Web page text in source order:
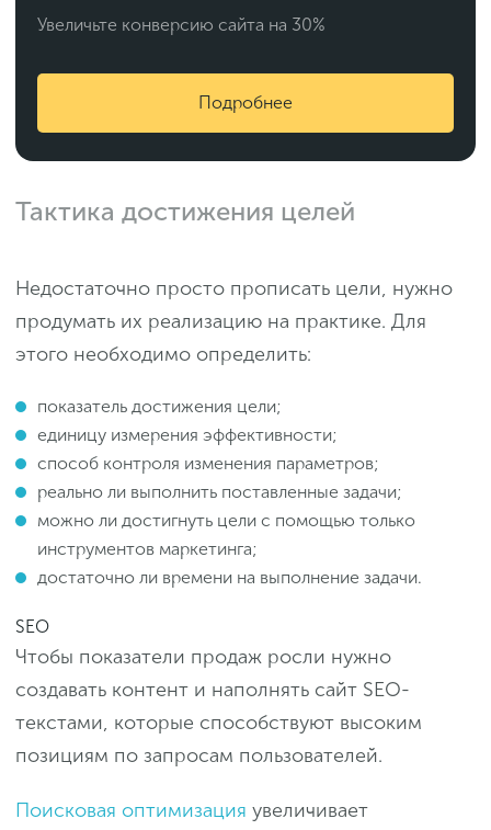
Увеличьте конверсию сайта на 30%
Подробнее
Тактика достижения целей
Недостаточно просто прописать цели, нужно
продумать их реализацию на практике. Для
этого необходимо определить:
показатель достижения цели;
единицу измерения эффективности;
способ контроля изменения параметров;
реально ли выполнить поставленные задачи;
можно ли достигнуть цели с помощью только
инструментов маркетинга;
достаточно ли времени на выполнение задачи.
SEO
Чтобы показатели продаж росли нужно
создавать контент и наполнять сайт SEO-
текстами, которые способствуют высоким
позициям по запросам пользователей.
Поисковая оптимизация увеличивает